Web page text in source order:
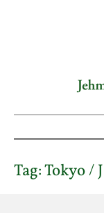
Tag:Tokyo /